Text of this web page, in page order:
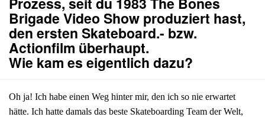
Brigade Video Show produziert hast,
den ersten Skateboard.- bzw.
Actionfilm überhaupt.
Wie kam es eigentlich dazu?
Oh ja! Ich habe einen Weg hinter mir, den ich so nie erwartet
hätte. Ich hatte damals das beste Skateboarding Team der Welt,